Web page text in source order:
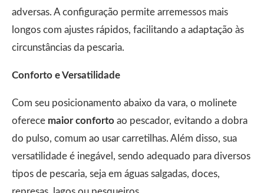
adversas. A configuração permite arremessos mais
longos com ajustes rápidos, facilitando a adaptação às
circunstâncias da pescaria.
Conforto e Versatilidade
Com seu posicionamento abaixo da vara, o molinete
oferece maior conforto ao pescador, evitando a dobra
do pulso, comum ao usar carretilhas. Além disso, sua
versatilidade é inegável, sendo adequado para diversos
tipos de pescaria, seja em águas salgadas, doces,